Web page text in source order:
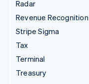
Radar
Revenue Recognition
Stripe Sigma
Tax
Terminal
Treasury